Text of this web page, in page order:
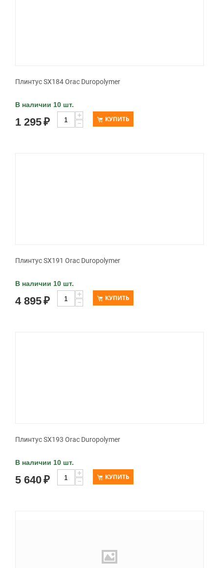
Плинтус SX184 Orac Duropolymer
В наличии 10 шт.
1 295₽
+
−
КУПИТЬ
Плинтус SX191 Orac Duropolymer
В наличии 10 шт.
4 895₽
+
−
КУПИТЬ
Плинтус SX193 Orac Duropolymer
В наличии 10 шт.
5 640₽
+
−
КУПИТЬ